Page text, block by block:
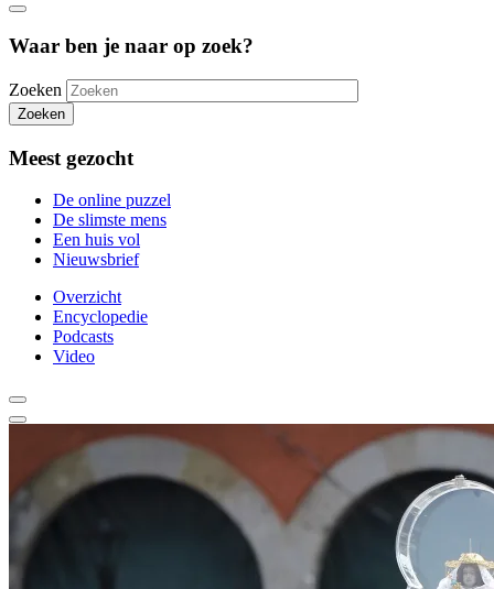
Waar ben je naar op zoek?
Zoeken
Zoeken
Meest gezocht
De online puzzel
De slimste mens
Een huis vol
Nieuwsbrief
Overzicht
Encyclopedie
Podcasts
Video